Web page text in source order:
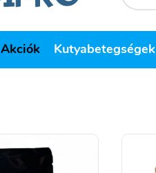
Akciók Kutyabetegségek